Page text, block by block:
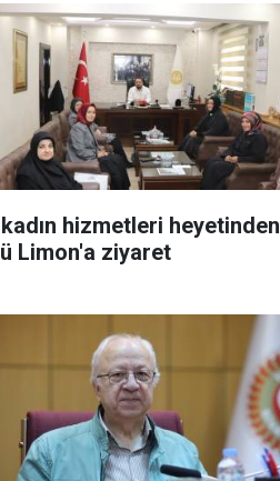
hizmetleri heyetinden
Limon'a ziyaret